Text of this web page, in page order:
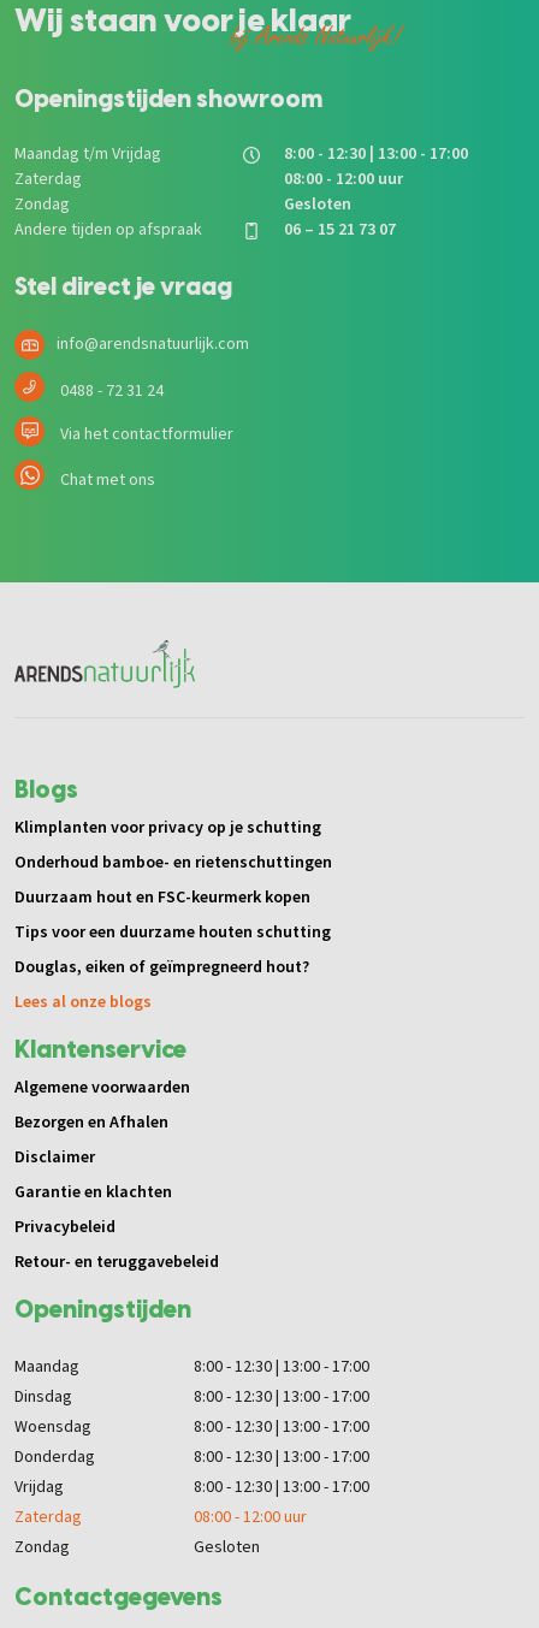
Wij staan voor je klaar
bij Arends Natuurlijk!
Openingstijden showroom
Maandag t/m Vrijdag
8:00 - 12:30 | 13:00 - 17:00
Zaterdag
08:00 - 12:00 uur
Zondag
Gesloten
Andere tijden op afspraak
06 – 15 21 73 07
Stel direct je vraag
info@arendsnatuurlijk.com
0488 - 72 31 24
Via het contactformulier
Chat met ons
Contactgegevens
Openingstijden
Maandag
8:00 - 12:30 | 13:00 - 17:00
Dinsdag
8:00 - 12:30 | 13:00 - 17:00
Woensdag
8:00 - 12:30 | 13:00 - 17:00
Donderdag
8:00 - 12:30 | 13:00 - 17:00
Vrijdag
8:00 - 12:30 | 13:00 - 17:00
Zaterdag
08:00 - 12:00 uur
Zondag
Gesloten
Blogs
Klimplanten voor privacy op je schutting
Onderhoud bamboe- en rietenschuttingen
Duurzaam hout en FSC-keurmerk kopen
Tips voor een duurzame houten schutting
Douglas, eiken of geïmpregneerd hout?
Lees al onze blogs
Klantenservice
Algemene voorwaarden
Bezorgen en Afhalen
Disclaimer
Garantie en klachten
Privacybeleid
Retour- en teruggavebeleid